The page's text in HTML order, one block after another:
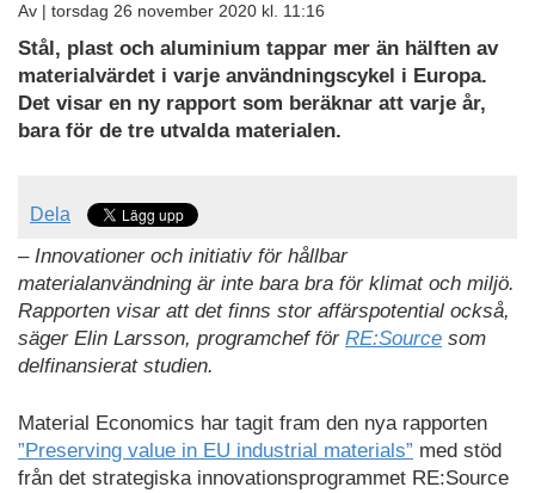
Av | torsdag 26 november 2020 kl. 11:16
Stål, plast och aluminium tappar mer än hälften av
materialvärdet i varje användningscykel i Europa.
Det visar en ny rapport som beräknar att varje år,
bara för de tre utvalda materialen.
Dela
– Innovationer och initiativ för hållbar
materialanvändning är inte bara bra för klimat och miljö.
Rapporten visar att det finns stor affärspotential också,
säger Elin Larsson, programchef för RE:Source som
delfinansierat studien.
Material Economics har tagit fram den nya rapporten
”Preserving value in EU industrial materials” med stöd
från det strategiska innovationsprogrammet RE:Source